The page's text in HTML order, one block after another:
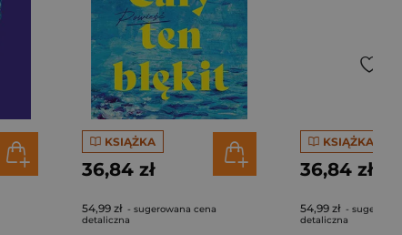
KSIĄŻKA
36,84 zł
54,99 zł - sugerowana cena
detaliczna
KSIĄŻKA
36,84 zł
54,99 zł -
detaliczna